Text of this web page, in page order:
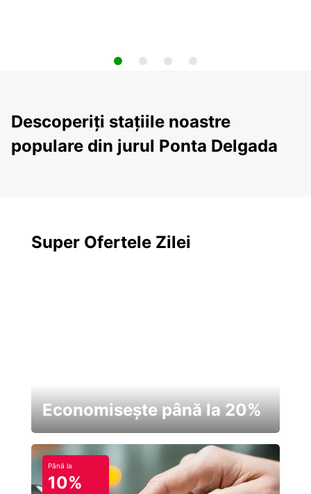
Descoperiți stațiile noastre
populare din jurul Ponta Delgada
Super Ofertele Zilei
Economisește până la 20%
Până la
10%